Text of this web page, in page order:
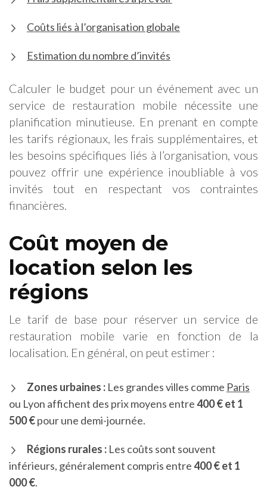
Coûts liés à l’organisation globale
Estimation du nombre d’invités
Calculer le budget pour un événement avec un
service de restauration mobile nécessite une
planification minutieuse. En prenant en compte
les tarifs régionaux, les frais supplémentaires, et
les besoins spécifiques liés à l’organisation, vous
pouvez offrir une expérience inoubliable à vos
invités tout en respectant vos contraintes
financières.
Coût moyen de
location selon les
régions
Le tarif de base pour réserver un service de
restauration mobile varie en fonction de la
localisation. En général, on peut estimer :
Zones urbaines : Les grandes villes comme Paris
ou Lyon affichent des prix moyens entre400 € et 1
500 €pour une demi-journée.
Régions rurales : Les coûts sont souvent
inférieurs, généralement compris entre400 € et 1
000 €.